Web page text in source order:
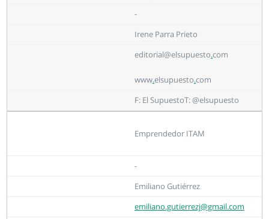
-
Irene Parra Prieto
editorial@elsupuesto.com
www.elsupuesto.com
F: El SupuestoT: @elsupuesto
Emprendedor ITAM
-
Emiliano Gutiérrez
emiliano.gutierrezj@gmail.com